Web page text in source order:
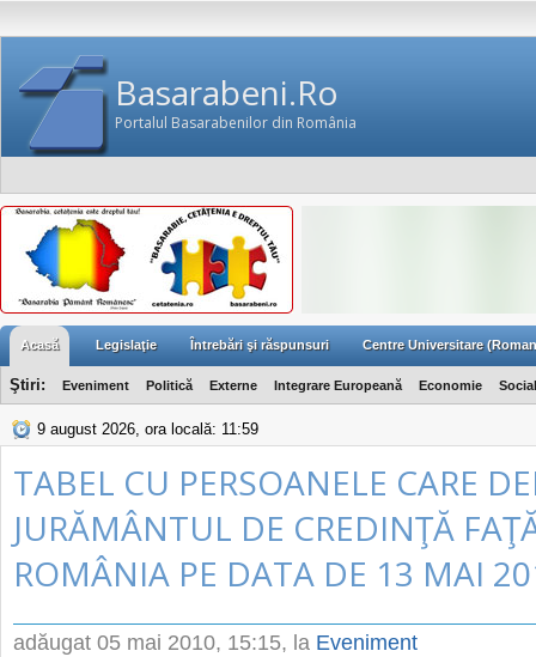
Basarabeni.Ro
Portalul Basarabenilor din România
Acasă Legislaţie Întrebări şi răspunsuri Centre Universitare
Ştiri: Eveniment Politică Externe Integrare Europeană Economie Social
9 august 2026, ora locală: 11:59
TABEL CU PERSOANELE CARE
JURĂMÂNTUL DE CREDINŢĂ
ROMÂNIA PE DATA DE 13 MAI
adăugat 05 mai 2010, 15:15, la Eveniment